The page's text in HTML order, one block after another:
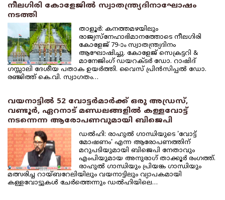
നീലഗിരി കോളേജില്‍ സ്വാതന്ത്ര്യദിനാഘോഷം
നടത്തി
താളൂര്‍: കനത്തമഴയിലും
രാജ്യസ്‌നേഹാഭിമാനത്തോടെ നീലഗിരി
കോളേജ് 79-ാം സ്വാതന്ത്ര്യദിനം
ആഘോഷിച്ചു. കോളേജ് സെക്രട്ടറി &
മാനേജിംഗ് ഡയറക്ടര്‍ ഡോ. റാഷിദ്
ഗസ്സാലി ദേശീയ പതാക ഉയര്‍ത്തി. വൈസ് പ്രിന്‍സിപ്പല്‍ ഡോ.
രഞ്ജിത്ത് കെ.വി. സ്വാഗതം…
വയനാട്ടില്‍ 52 വോട്ടര്‍മാര്‍ക്ക് ഒരു അഡ്രസ്,
വണ്ടൂര്‍, ഏറനാട് മണ്ഡലങ്ങളില്‍ കള്ളവോട്ട്
നടന്നെന്ന ആരോപണവുമായി ബിജെപി
ഡല്‍ഹി: രാഹുല്‍ ഗാന്ധിയുടെ 'വോട്ട്
മോഷണം' എന്ന ആരോപണത്തിന്
മറുപടിയുമായി ബിജെപി നേതാവും
എംപിയുമായ അനുരാഗ് താക്കൂര്‍ രംഗത്ത്.
രാഹുല്‍ ഗാന്ധിയും പ്രിയങ്ക ഗാന്ധിയും
മത്സരിച്ച റായ്ബറേലിയിലും വയനാട്ടിലും വ്യാപകമായി
കള്ളവോട്ടുകള്‍ ചേര്‍ത്തെന്നും ഡല്‍ഹിയിലെ…